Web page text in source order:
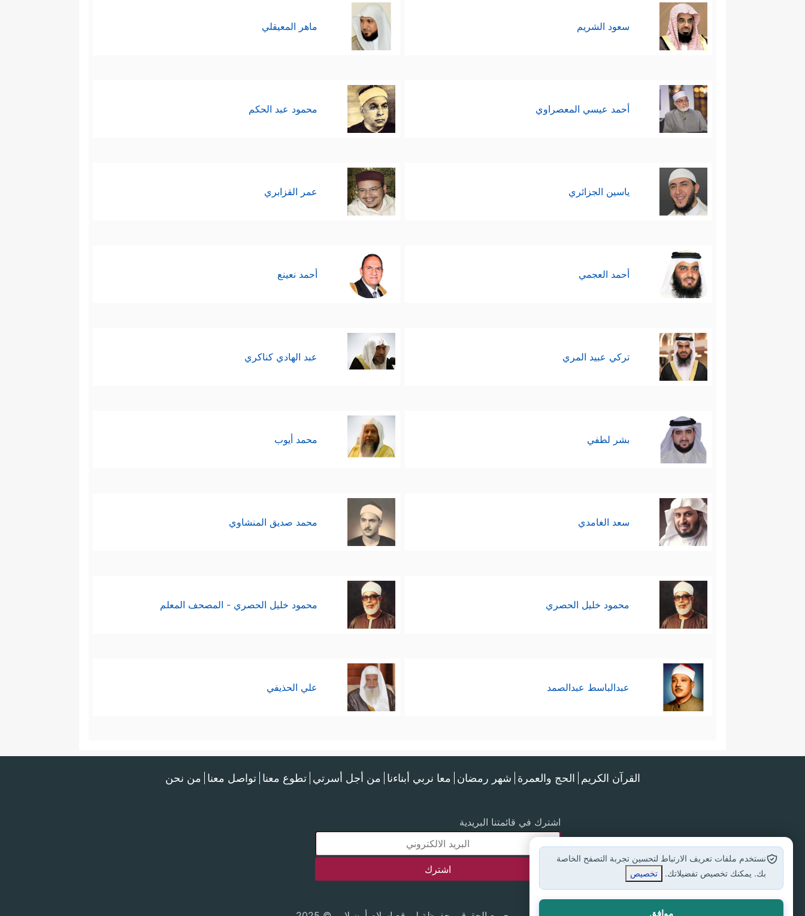
سعود الشريم ماهر المعيقلي
أحمد عيسي المعصراوي محمود عبد الحكم
ياسين الجزائري عمر القزابري
أحمد العجمي أحمد نعينع
تركي عبيد المري عبد الهادي كناكري
بشر لطفي محمد أيوب
سعد الغامدي محمد صديق المنشاوي
محمود خليل الحصري محمود خليل الحصري - المصحف المعلم
عبدالباسط عبدالصمد علي الحذيفي
القرآن الكريم الحج والعمرة شهر رمضان معا نربي أبناءنا من أجل أسرتي تطوع معنا تواصل معنا من نحن
اشترك في قائمتنا البريدية
نستخدم ملفات تعريف الارتباط لتحسين تجربة التصفح الخاصة
بك. يمكنك تخصيص تفضيلاتك.
تخصيص
موافق